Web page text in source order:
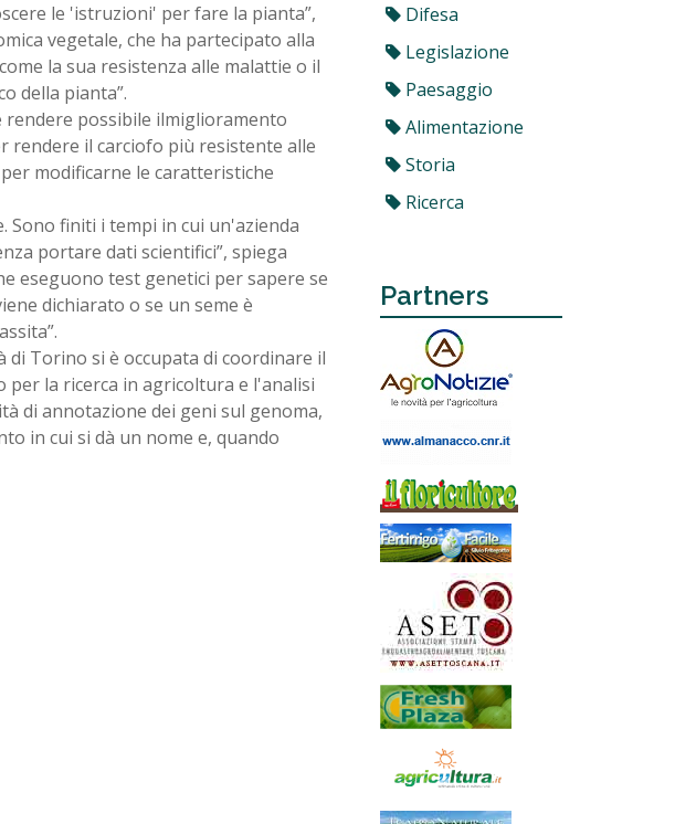
le 'istruzioni' per fare la pianta”,
vegetale, che ha partecipato alla
la sua resistenza alle malattie o il
della pianta”.
rendere possibile ilmiglioramento
rendere il carciofo più resistente alle
modificarne le caratteristiche
Sono finiti i tempi in cui un'azienda
portare dati scientifici”, spiega
eseguono test genetici per sapere se
dichiarato o se un seme è
Torino si è occupata di coordinare il
per la ricerca in agricoltura e l'analisi
di annotazione dei geni sul genoma,
in cui si dà un nome e, quando
Difesa
Legislazione
Paesaggio
Alimentazione
Storia
Ricerca
Partners